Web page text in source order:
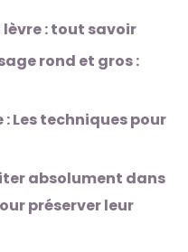
: tout savoir
rond et gros :
: Les techniques pour
absolument dans
préserver leur